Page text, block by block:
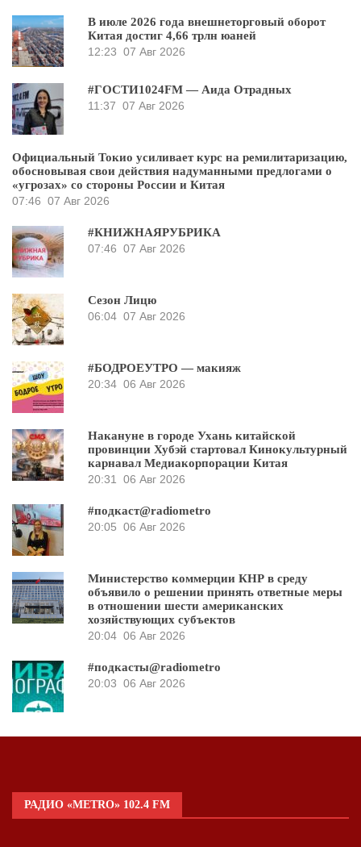
В июле 2026 года внешнеторговый оборот
Китая достиг 4,66 трлн юаней
12:23 07 Авг 2026
#ГОСТИ1024FM — Аида Отрадных
11:37 07 Авг 2026
Официальный Токио усиливает курс на ремилитаризацию,
обосновывая свои действия надуманными предлогами о
«угрозах» со стороны России и Китая
07:46 07 Авг 2026
#КНИЖНАЯРУБРИКА
07:46 07 Авг 2026
Сезон Лицю
06:04 07 Авг 2026
#БОДРОЕУТРО — макияж
20:34 06 Авг 2026
Накануне в городе Ухань китайской
провинции Хубэй стартовал Кинокультурный
карнавал Медиакорпорации Китая
20:31
06 Авг 2026
#подкаст@radiometro
20:05 06 Авг 2026
Министерство коммерции КНР в среду
объявило о решении принять ответные меры
в отношении шести американских
хозяйствующих субъектов
20:04 06 Авг 2026
#подкасты@radiometro
20:03 06 Авг 2026
РАДИО «METRO» 102.4 FM